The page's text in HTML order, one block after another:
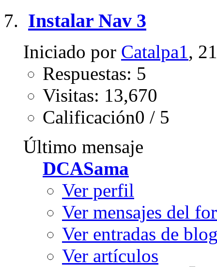
Instalar Nav 3
Iniciado por Catalpa1,
Respuestas: 5
Visitas: 13,670
Calificación0 / 5
Último mensaje
DCASama
Ver perfil
Ver mensajes del
Ver entradas de
Ver artículos